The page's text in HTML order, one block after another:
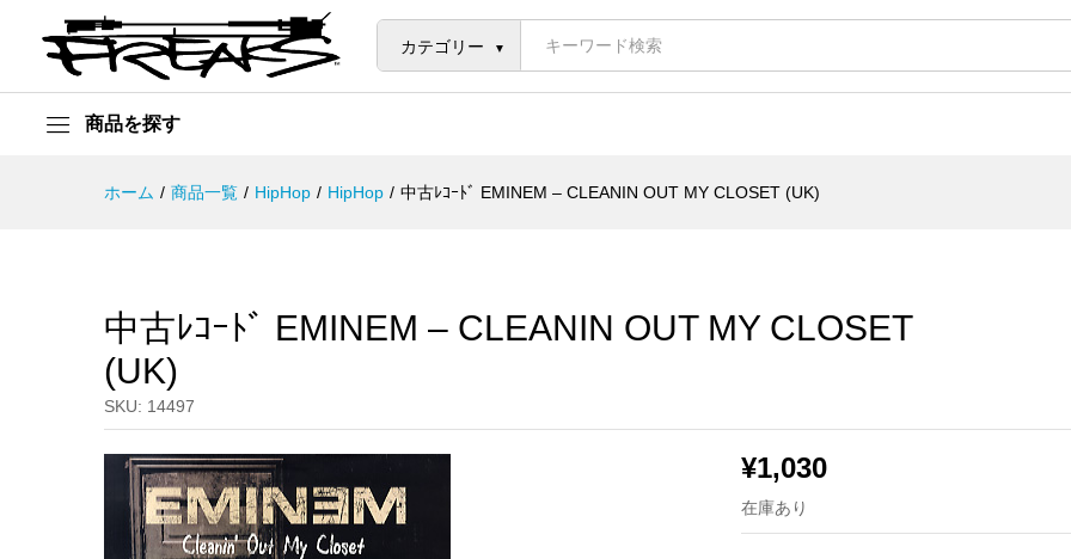
カテゴリー
商品を探す
ホーム / 商品一覧 / HipHop / HipHop / 中古ﾚｺｰﾄﾞ EMINEM – CLEANIN OUT MY CLOSET (UK)
中古ﾚｺｰﾄﾞ EMINEM – CLEANIN OUT MY CLOSET
(UK)
SKU: 14497
¥1,030
在庫あり
中古ﾚｺｰﾄﾞ EMINEM - CLEANIN OUT MY CLOSET (UK)
説明